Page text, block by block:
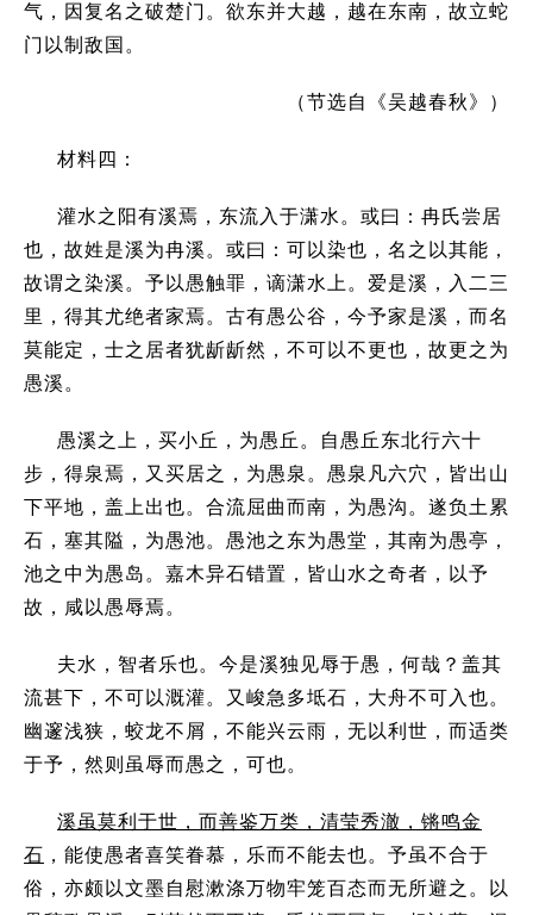
气，因复名之破楚门。欲东并大越，越在东南，故立蛇
门以制敌国。
（节选自《吴越春秋》）
材料四：
灌水之阳有溪焉，东流入于潇水。或曰：冉氏尝居
也，故姓是溪为冉溪。或曰：可以染也，名之以其能，
故谓之染溪。予以愚触罪，谪潇水上。爱是溪，入二三
里，得其尤绝者家焉。古有愚公谷，今予家是溪，而名
莫能定，士之居者犹龂龂然，不可以不更也，故更之为
愚溪。
愚溪之上，买小丘，为愚丘。自愚丘东北行六十
步，得泉焉，又买居之，为愚泉。愚泉凡六穴，皆出山
下平地，盖上出也。合流屈曲而南，为愚沟。遂负土累
石，塞其隘，为愚池。愚池之东为愚堂，其南为愚亭，
池之中为愚岛。嘉木异石错置，皆山水之奇者，以予
故，咸以愚辱焉。
夫水，智者乐也。今是溪独见辱于愚，何哉？盖其
流甚下，不可以溉灌。又峻急多坻石，大舟不可入也。
幽邃浅狭，蛟龙不屑，不能兴云雨，无以利世，而适类
于予，然则虽辱而愚之，可也。
溪虽莫利于世，而善鉴万类，清莹秀澈，锵鸣金
石 ，能使愚者喜笑眷慕，乐而不能去也。予虽不合于
俗， 亦颇以文墨自慰漱涤万物牢笼百态而无所避之 。以